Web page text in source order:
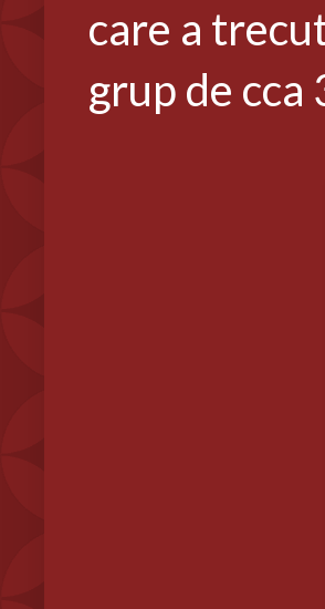
care a
grup de